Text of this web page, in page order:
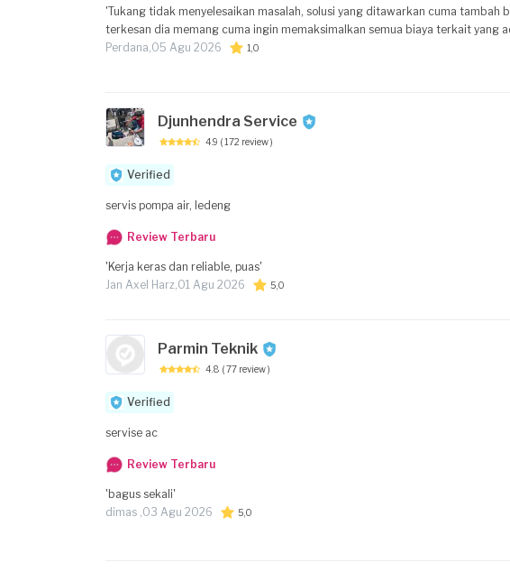
'Tukang tidak menyelesaikan masalah, solusi yang ditawarkan cuma
Perdana,05 Agu 2026 1,0
Djunhendra Service
4.9 ( 172 review )
Verified
servis pompa air, ledeng
Review Terbaru
'Kerja keras dan reliable, puas'
Jan Axel Harz,01 Agu 2026 5,0
Parmin Teknik
4.8 ( 77 review )
Verified
servise ac
Review Terbaru
'bagus sekali'
dimas ,03 Agu 2026 5,0